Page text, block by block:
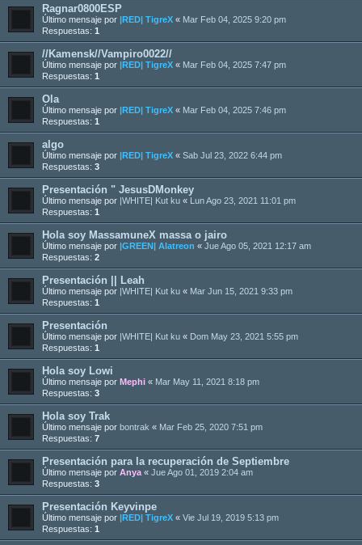
Ragnar0800ESP
Último mensaje por |RED| TigreX « Mar Feb 04, 2025 9:20 pm
Respuestas: 1
//Kamensk//Vampiro0022//
Último mensaje por |RED| TigreX « Mar Feb 04, 2025 7:47 pm
Respuestas: 1
Ola
Último mensaje por |RED| TigreX « Mar Feb 04, 2025 7:46 pm
Respuestas: 1
algo
Último mensaje por |RED| TigreX « Sab Jul 23, 2022 6:44 pm
Respuestas: 3
Presentación " JesusDMonkey
Último mensaje por |WHITE| Kut ku « Lun Ago 23, 2021 11:01 pm
Respuestas: 1
Hola soy MassamuneX massa o jairo
Último mensaje por |GREEN| Alatreon « Jue Ago 05, 2021 12:17 am
Respuestas: 2
Presentación || Leah
Último mensaje por |WHITE| Kut ku « Mar Jun 15, 2021 9:33 pm
Respuestas: 1
Presentación
Último mensaje por |WHITE| Kut ku « Dom May 23, 2021 5:55 pm
Respuestas: 1
Hola soy Lowi
Último mensaje por Mephi « Mar May 11, 2021 8:18 pm
Respuestas: 3
Hola soy Trak
Último mensaje por bontrak « Mar Feb 25, 2020 7:51 pm
Respuestas: 7
Presentación para la recuperación de Septiembre
Último mensaje por Anya « Jue Ago 01, 2019 2:04 am
Respuestas: 3
Presentación Keyvinpe
Último mensaje por |RED| TigreX « Vie Jul 19, 2019 5:13 pm
Respuestas: 1